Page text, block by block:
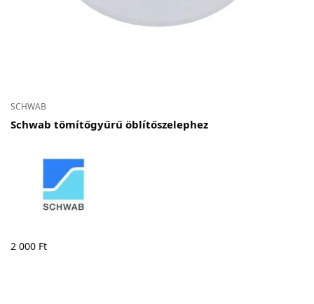
SCHWAB
Schwab tömítőgyűrű öblítőszelephez
2 000 Ft